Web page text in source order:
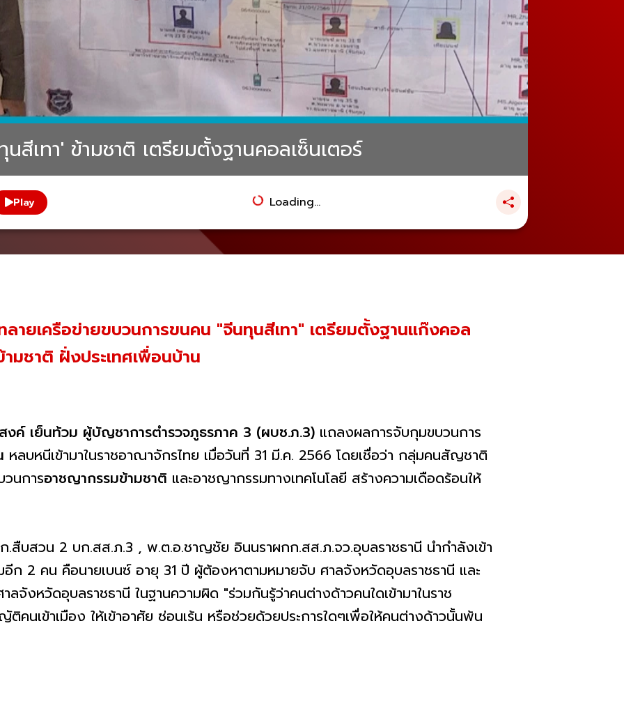
สีเทา' ข้ามชาติ เตรียมตั้งฐานคอลเซ็นเตอร์
Play Loading...
ายเครือข่ายขบวนการขนคน "จีนทุนสีเทา" เตรียมตั้งฐานแก๊งคอล
มชาติ ฝั่งประเทศเพื่อนบ้าน
งค์ เย็นท้วม ผู้บัญชาการตำรวจภูธรภาค 3 (ผบช.ภ.3) แถลงผลการจับกุมขบวนการ
หลบหนีเข้ามาในราชอาณาจักรไทย เมื่อวันที่ 31 มี.ค. 2566 โดยเชื่อว่า กลุ่มคนสัญชาติ
นการอาชญากรรมข้ามชาติ และอาชญากรรมทางเทคโนโลยี สร้างความเดือดร้อนให้
สืบสวน 2 บก.สส.ภ.3 , พ.ต.อ.ชาญชัย อินนราผกก.สส.ภ.จว.อุบลราชธานี นำกำลังเข้า
อีก 2 คน คือนายเบนซ์ อายุ 31 ปี ผู้ต้องหาตามหมายจับ ศาลจังหวัดอุบลราชธานี และ
จังหวัดอุบลราชธานี ในฐานความผิด "ร่วมกันรู้ว่าคนต่างด้าวคนใดเข้ามาในราช
นเข้าเมือง ให้เข้าอาศัย ซ่อนเร้น หรือช่วยด้วยประการใดๆเพื่อให้คนต่างด้าวนั้นพ้น